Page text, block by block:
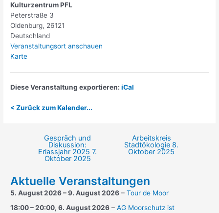
Kulturzentrum PFL
Peterstraße 3
Oldenburg, 26121
Deutschland
Veranstaltungsort anschauen
KarteKulturzentrum
Diese Veranstaltung exportieren:iCal
< Zurück zum Kalender...
Beitragsnavigation
Gespräch und
Diskussion:
Erlassjahr 20257.
Oktober 2025
Arbeitskreis
Stadtökologie 8.
Oktober 2025
Aktuelle Veranstaltungen
5. August 2026–9. August 2026 –Tour de Moor
18:00–20:00,6. August 2026 –AG Moorschutz ist